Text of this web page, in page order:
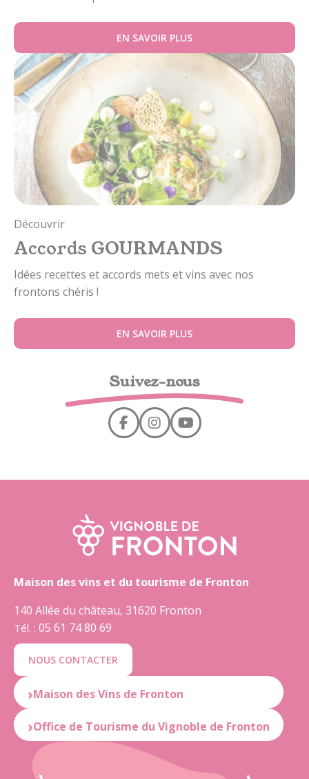
EN SAVOIR PLUS
Découvrir
Accords GOURMANDS
Idées recettes et accords mets et vins avec nos
frontons chéris !
EN SAVOIR PLUS
Suivez-nous
Maison des vins et du tourisme de Fronton
140 Allée du château, 31620 Fronton
Tél. : 05 61 74 80 69
NOUS CONTACTER
Maison des Vins de Fronton
OUVERT : du mardi au samedi
de 10:00 à 12:30 et de 14:30 à 19:00
FERMÉ : le lundi et dimanche
Office de Tourisme du Vignoble de Fronton
OUVERT : du mardi au samedi
de 10:00 à 12:30 et de 14:30 à 18:30